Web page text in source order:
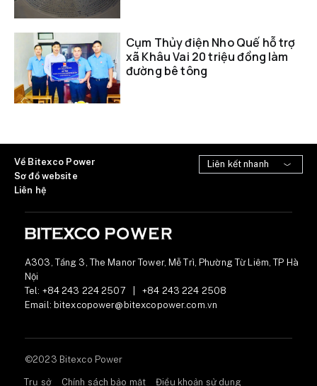
Cụm Thủy điện Nho Quế hỗ trợ
xã Khâu Vai 20 triệu đồng làm
đường bê tông
Về Bitexco Power
Sơ đồ website
Liên hệ
A303, Tầng 3, The Manor Tower, Mễ Trì, Phường Từ Liêm, TP Hà
Nội
Tel: +84 243 224 2507
+84 243 224 2508
Email: bitexcopower@bitexcopower.com.vn
©2023 Bitexco Power
Trụ sở Chính sách bảo mật Điều khoản sử dụng